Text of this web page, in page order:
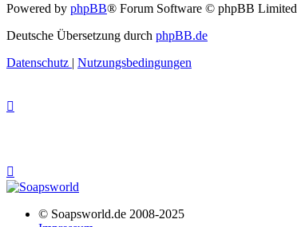
Powered by phpBB® Forum Software © phpBB Limited
Deutsche Übersetzung durch phpBB.de
Datenschutz | Nutzungsbedingungen
© Soapsworld.de 2008-2025